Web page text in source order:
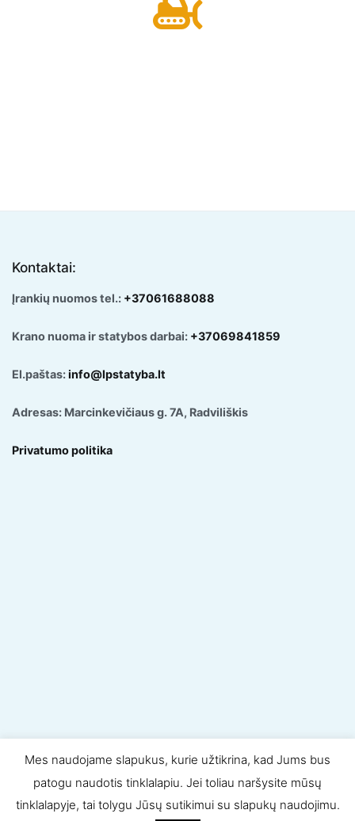
Kontaktai:
Įrankių nuomos tel.: +37061688088
Krano nuoma ir statybos darbai: +37069841859
El.paštas:info@lpstatyba.lt
Adresas: Marcinkevičiaus g. 7A, Radviliškis
Privatumo politika
Visos teisės saugomos © 2020LP statyba . Sprendimas:
Mes naudojame slapukus, kurie užtikrina, kad Jums bus
patogu naudotis tinklalapiu. Jei toliau naršysite mūsų
tinklalapyje, tai tolygu Jūsų sutikimui su slapukų naudojimu.